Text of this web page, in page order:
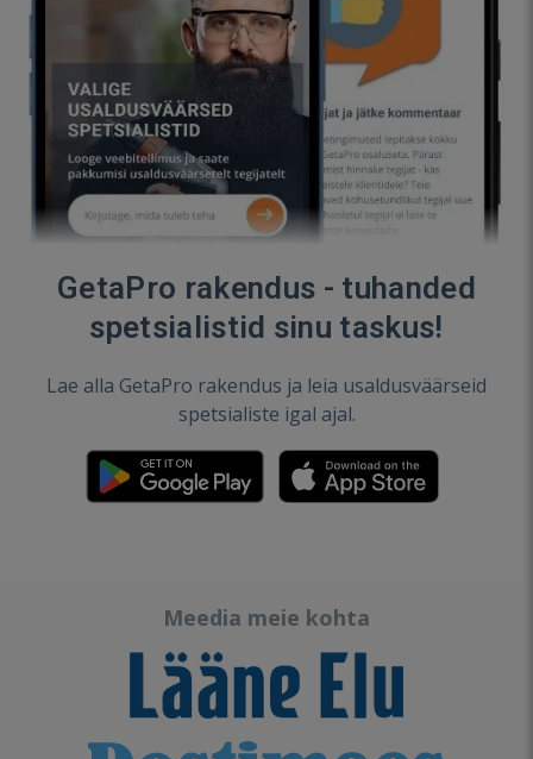
GetaPro rakendus - tuhanded
spetsialistid sinu taskus!
Lae alla GetaPro rakendus ja leia usaldusväärseid
spetsialiste igal ajal.
Meedia meie kohta